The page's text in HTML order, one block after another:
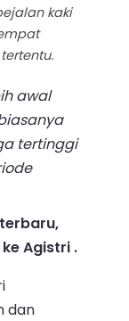
kaki
awal
tertinggi
Agistri .
dan